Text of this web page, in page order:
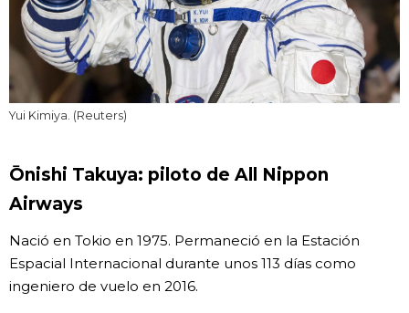
Yui Kimiya. (Reuters)
Ōnishi Takuya: piloto de All Nippon
Airways
Nació en Tokio en 1975. Permaneció en la Estación
Espacial Internacional durante unos 113 días como
ingeniero de vuelo en 2016.